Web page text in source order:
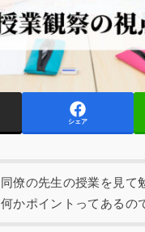
シェア
同僚の先生の授業を見て
何かポイントってあるの